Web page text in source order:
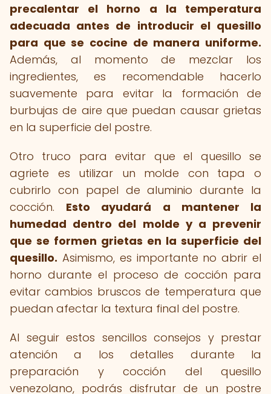
precalentar el horno a la temperatura
adecuada antes de introducir el quesillo
para que se cocine de manera uniforme.
Además, al momento de mezclar los
ingredientes, es recomendable hacerlo
suavemente para evitar la formación de
burbujas de aire que puedan causar grietas
en la superficie del postre.
Otro truco para evitar que el quesillo se
agriete es utilizar un molde con tapa o
cubrirlo con papel de aluminio durante la
cocción. Esto ayudará a mantener la
humedad dentro del molde y a prevenir
que se formen grietas en la superficie del
quesillo. Asimismo, es importante no abrir el
horno durante el proceso de cocción para
evitar cambios bruscos de temperatura que
puedan afectar la textura final del postre.
Al seguir estos sencillos consejos y prestar
atención a los detalles durante la
preparación y cocción del quesillo
venezolano, podrás disfrutar de un postre